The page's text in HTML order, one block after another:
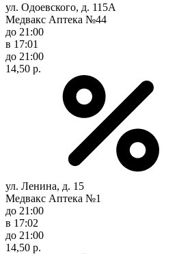
ул. Одоевского, д. 115А
Медвакс Аптека №44
до 21:00
в 17:01
до 21:00
14,50 р.
ул. Ленина, д. 15
Медвакс Аптека №1
до 21:00
в 17:02
до 21:00
14,50 р.